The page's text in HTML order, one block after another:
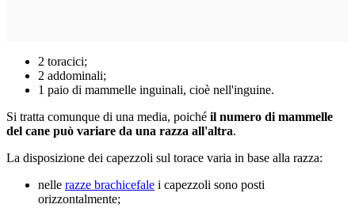
2 toracici;
2 addominali;
1 paio di mammelle inguinali, cioè nell'inguine.
Si tratta comunque di una media, poiché il numero di mammelle
del cane può variare da una razza all'altra.
La disposizione dei capezzoli sul torace varia in base alla razza:
nelle razze brachicefale i capezzoli sono posti
orizzontalmente;